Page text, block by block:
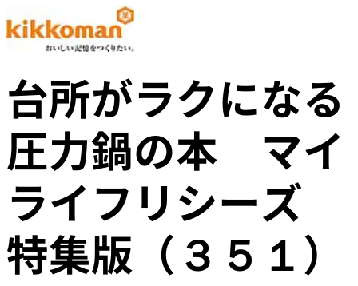
台所がラクになる
圧力鍋の本 マイ
ライフリシーズ
特集版（３５１）